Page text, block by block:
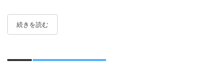
続きを読む